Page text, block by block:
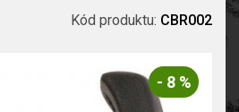
Kód produktu: CBR002
- 8 %